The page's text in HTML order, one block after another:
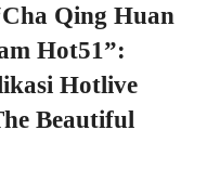
Qing Huan
Hot51”:
Hotlive
Beautiful